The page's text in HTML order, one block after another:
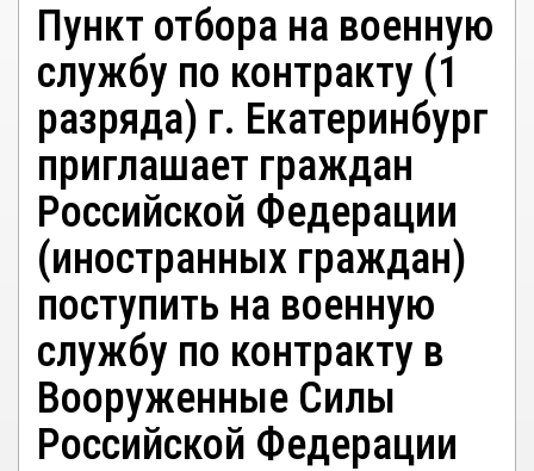
Пункт отбора на военную
службу по контракту (1
разряда) г. Екатеринбург
приглашает граждан
Российской Федерации
(иностранных граждан)
поступить на военную
службу по контракту в
Вооруженные Силы
Российской Федерации